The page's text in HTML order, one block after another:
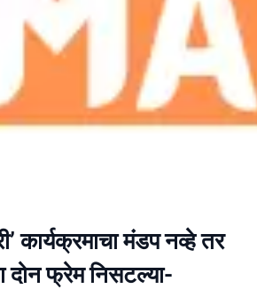
कार्यक्रमाचा मंडप नव्हे तर
फ्रेम निसटल्या-